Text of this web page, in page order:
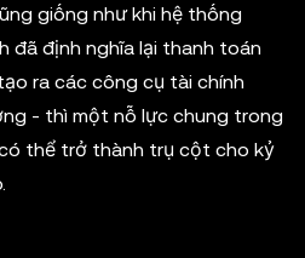
giống như khi hệ thống
đã định nghĩa lại thanh toán
ra các công cụ tài chính
- thì một nỗ lực chung trong
thể trở thành trụ cột cho kỷ